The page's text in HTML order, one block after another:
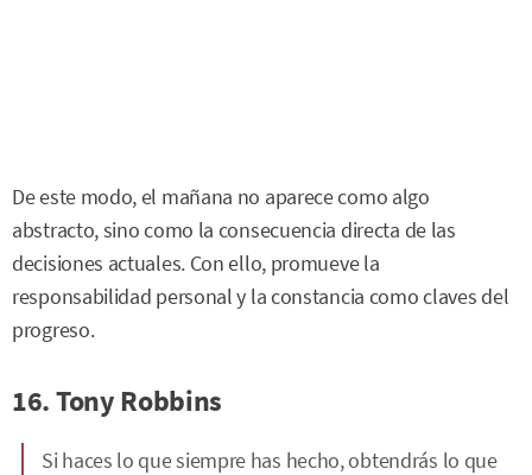
De este modo, el mañana no aparece como algo
abstracto, sino como la consecuencia directa de las
decisiones actuales. Con ello, promueve la
responsabilidad personal y la constancia como claves del
progreso.
16. Tony Robbins
Si haces lo que siempre has hecho, obtendrás lo que